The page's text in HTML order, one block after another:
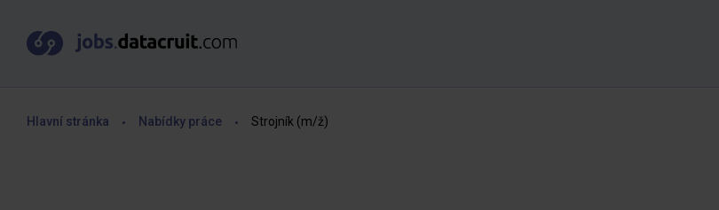
Hlavní stránka Nabídky práce Strojník (m/ž)